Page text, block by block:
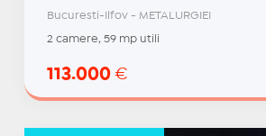
Bucuresti-Ilfov - METALURGIEI
2 camere, 59 mp utili
113.000 €